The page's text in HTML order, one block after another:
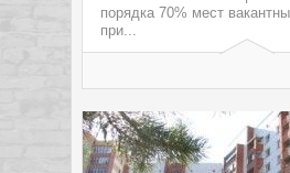
порядка 70% мест
при...